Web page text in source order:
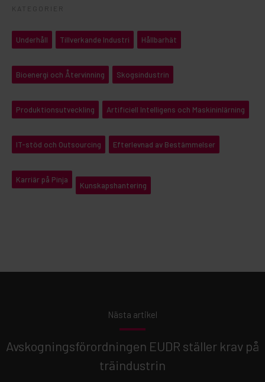
KATEGORIER
Underhåll Tillverkande Industri Hållbarhät
Bioenergi och Återvinning Skogsindustrin
Produktionsutveckling Artificiell Intelligens och Maskininlärning
IT-stöd och Outsourcing Efterlevnad av Bestämmelser
Karriär på Pinja
Kunskapshantering
Nästa artikel
Avskogningsförordningen EUDR ställer krav på
träindustrin